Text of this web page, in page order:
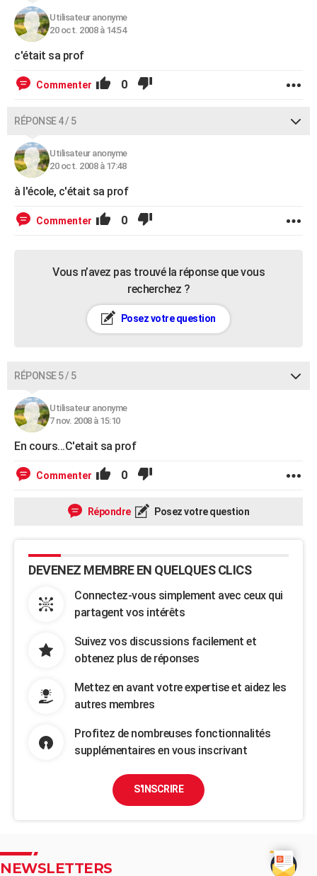
Utilisateur anonyme
20 oct. 2008 à 14:54
c'était sa prof
Commenter 0
RÉPONSE 4 / 5
Utilisateur anonyme
20 oct. 2008 à 17:48
à l'école, c'était sa prof
Commenter 0
Vous n’avez pas trouvé la réponse que vous
recherchez ?
Posez votre question
RÉPONSE 5 / 5
Utilisateur anonyme
7 nov. 2008 à 15:10
En cours...C'etait sa prof
Commenter 0
Répondre Posez votre question
DEVENEZ MEMBRE EN QUELQUES CLICS
Connectez-vous simplement avec ceux qui
partagent vos intérêts
Suivez vos discussions facilement et
obtenez plus de réponses
Mettez en avant votre expertise et aidez les
autres membres
Profitez de nombreuses fonctionnalités
supplémentaires en vous inscrivant
S'INSCRIRE
NEWSLETTERS